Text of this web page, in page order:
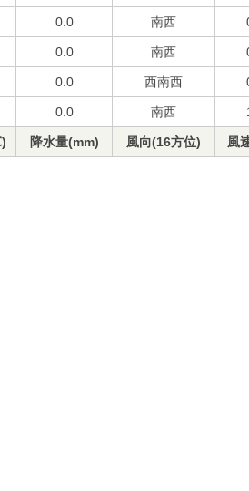
0.0 南西
0.0 南西
0.0 西南西
0.0 南西
降水量(mm) 風向(16方位) 風